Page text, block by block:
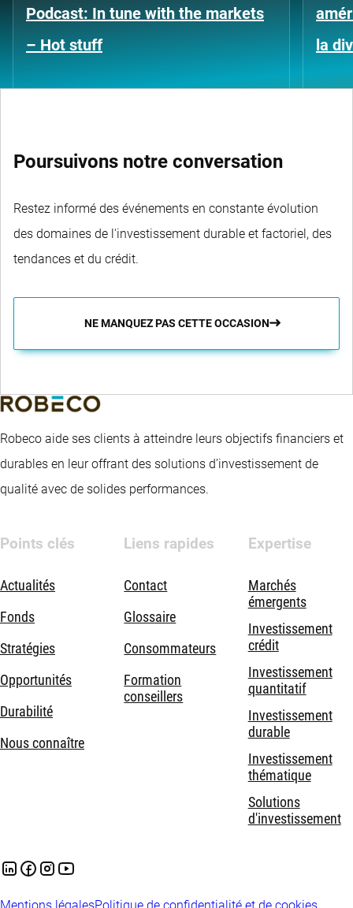
Podcast: In tune with the markets
– Hot stuff
la
Poursuivons notre conversation
Restez informé des événements en constante évolution
des domaines de l'investissement durable et factoriel, des
tendances et du crédit.
NE MANQUEZ PAS CETTE OCCASION
Robeco aide ses clients à atteindre leurs objectifs financiers et
durables en leur offrant des solutions d’investissement de
qualité avec de solides performances.
Points clés
Actualités
Fonds
Stratégies
Opportunités
Durabilité
Nous connaître
Liens rapides
Contact
Glossaire
Consommateurs
Formation
conseillers
Expertise
Marchés
émergents
Investissement
crédit
Investissement
quantitatif
Investissement
durable
Investissement
thématique
Solutions
d'investissement
Mentions légalesPolitique de confidentialité et de cookies